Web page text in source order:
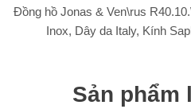
Crystal
quantity
Đồng hồ Jonas & Ven\rus
Inox, Dây da Italy, Kính
Sản phẩm